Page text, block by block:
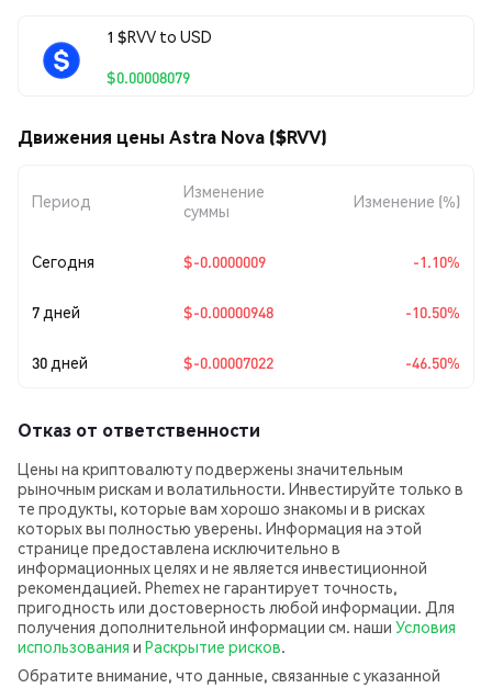
1 $RVV to USD
$0.00008079
Движения цены Astra Nova ($RVV)
Период
Изменение
суммы
Изменение (%)
Сегодня $-0.0000009 -1.10%
7 дней $-0.00000948 -10.50%
30 дней $-0.00007022 -46.50%
Отказ от ответственности
Цены на криптовалюту подвержены значительным
рыночным рискам и волатильности. Инвестируйте только в
те продукты, которые вам хорошо знакомы и в рисках
которых вы полностью уверены. Информация на этой
странице предоставлена исключительно в
информационных целях и не является инвестиционной
рекомендацией. Phemex не гарантирует точность,
пригодность или достоверность любой информации. Для
получения дополнительной информации см. наши Условия
использования и Раскрытие рисков.
Обратите внимание, что данные, связанные с указанной